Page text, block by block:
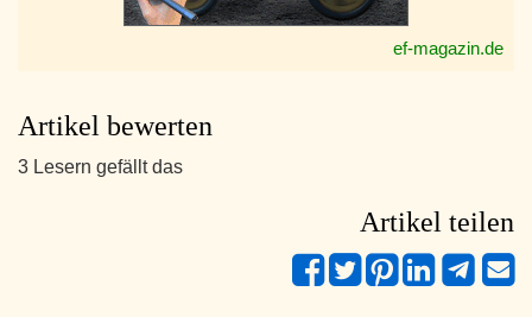
ef-magazin.de
Artikel bewerten
3 Lesern gefällt das
Artikel teilen